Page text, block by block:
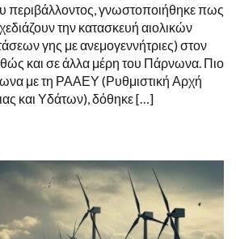
περιβάλλοντος, γνωστοποιήθηκε πως
την κατασκευή αιολικών
γης με ανεμογεννήτριες) στον
και σε άλλα μέρη του Πάρνωνα. Πιο
με τη ΡΑΑΕΥ (Ρυθμιστική Αρχή
και Υδάτων), δόθηκε […]